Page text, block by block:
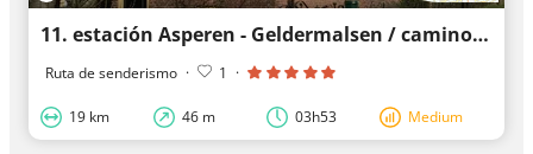
11. estación Asperen - Geldermalsen / camino Gilbert van Schoonbekepad
Ruta de senderismo · 1 ·
19 km 46 m 03h53 Medium